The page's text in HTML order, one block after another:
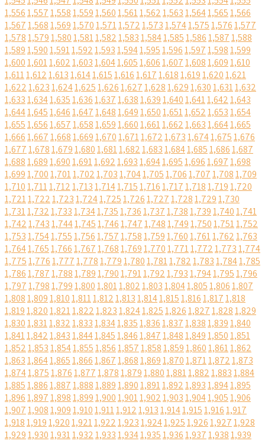
1,5561,5571,5581,5591,5601,5611,5621,5631,5641,5651,566
1,5671,5681,5691,5701,5711,5721,5731,5741,5751,5761,577
1,5781,5791,5801,5811,5821,5831,5841,5851,5861,5871,588
1,5891,5901,5911,5921,5931,5941,5951,5961,5971,5981,599
1,6001,6011,6021,6031,6041,6051,6061,6071,6081,6091,610
1,6111,6121,6131,6141,6151,6161,6171,6181,6191,6201,621
1,6221,6231,6241,6251,6261,6271,6281,6291,6301,6311,632
1,6331,6341,6351,6361,6371,6381,6391,6401,6411,6421,643
1,6441,6451,6461,6471,6481,6491,6501,6511,6521,6531,654
1,6551,6561,6571,6581,6591,6601,6611,6621,6631,6641,665
1,6661,6671,6681,6691,6701,6711,6721,6731,6741,6751,676
1,6771,6781,6791,6801,6811,6821,6831,6841,6851,6861,687
1,6881,6891,6901,6911,6921,6931,6941,6951,6961,6971,698
1,6991,7001,7011,7021,7031,7041,7051,7061,7071,7081,709
1,7101,7111,7121,7131,7141,7151,7161,7171,7181,7191,720
1,7211,7221,7231,7241,7251,7261,7271,7281,7291,730
1,7311,7321,7331,7341,7351,7361,7371,7381,7391,7401,741
1,7421,7431,7441,7451,7461,7471,7481,7491,7501,7511,752
1,7531,7541,7551,7561,7571,7581,7591,7601,7611,7621,763
1,7641,7651,7661,7671,7681,7691,7701,7711,7721,7731,774
1,7751,7761,7771,7781,7791,7801,7811,7821,7831,7841,785
1,7861,7871,7881,7891,7901,7911,7921,7931,7941,7951,796
1,7971,7981,7991,8001,8011,8021,8031,8041,8051,8061,807
1,8081,8091,8101,8111,8121,8131,8141,8151,8161,8171,818
1,8191,8201,8211,8221,8231,8241,8251,8261,8271,8281,829
1,8301,8311,8321,8331,8341,8351,8361,8371,8381,8391,840
1,8411,8421,8431,8441,8451,8461,8471,8481,8491,8501,851
1,8521,8531,8541,8551,8561,8571,8581,8591,8601,8611,862
1,8631,8641,8651,8661,8671,8681,8691,8701,8711,8721,873
1,8741,8751,8761,8771,8781,8791,8801,8811,8821,8831,884
1,8851,8861,8871,8881,8891,8901,8911,8921,8931,8941,895
1,8961,8971,8981,8991,9001,9011,9021,9031,9041,9051,906
1,9071,9081,9091,9101,9111,9121,9131,9141,9151,9161,917
1,9181,9191,9201,9211,9221,9231,9241,9251,9261,9271,928
1,9291,9301,9311,9321,9331,9341,9351,9361,9371,9381,939